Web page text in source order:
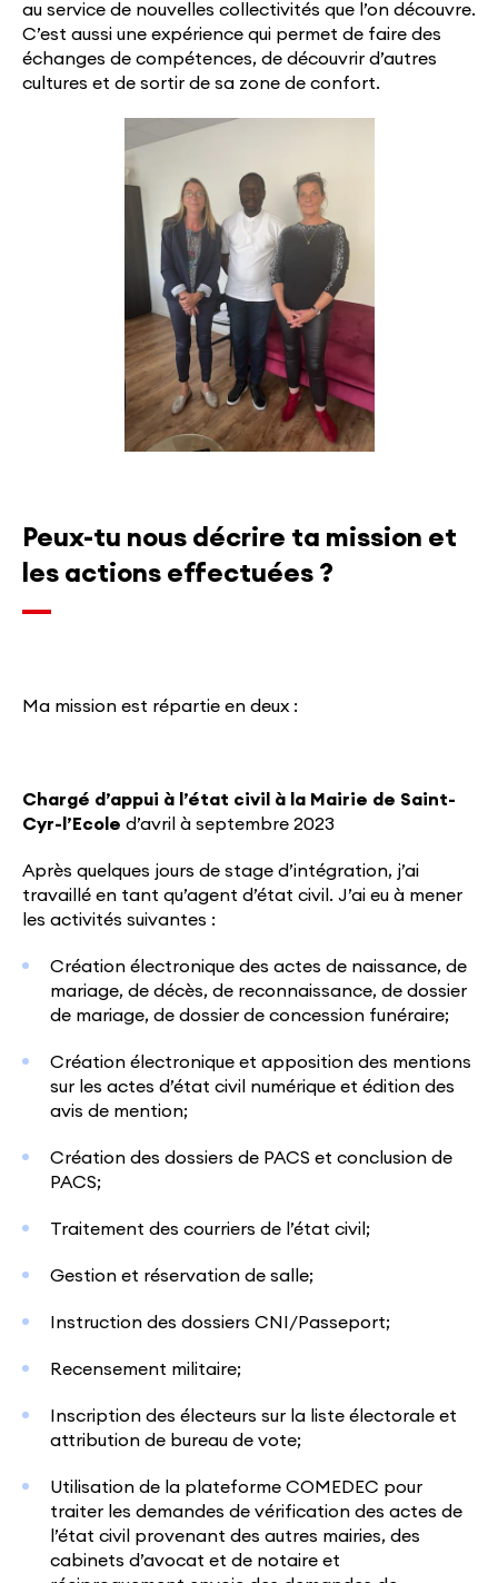
au service de nouvelles collectivités que l’on découvre.
C’est aussi une expérience qui permet de faire des
échanges de compétences, de découvrir d’autres
cultures et de sortir de sa zone de confort.
Peux-tu nous décrire ta mission et
les actions effectuées ?
Ma mission est répartie en deux :
Chargé d’appui à l’état civil à la Mairie de Saint-
Cyr-l’Ecole d’avril à septembre 2023
Après quelques jours de stage d’intégration, j’ai
travaillé en tant qu’agent d’état civil. J’ai eu à mener
les activités suivantes :
Création électronique des actes de naissance, de
mariage, de décès, de reconnaissance, de dossier
de mariage, de dossier de concession funéraire;
Création électronique et apposition des mentions
sur les actes d’état civil numérique et édition des
avis de mention;
Création des dossiers de PACS et conclusion de
PACS;
Traitement des courriers de l’état civil;
Gestion et réservation de salle;
Instruction des dossiers CNI/Passeport;
Recensement militaire;
Inscription des électeurs sur la liste électorale et
attribution de bureau de vote;
Utilisation de la plateforme COMEDEC pour
traiter les demandes de vérification des actes de
l’état civil provenant des autres mairies, des
cabinets d’avocat et de notaire et